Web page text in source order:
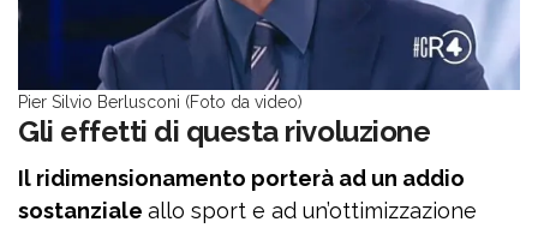
Pier Silvio Berlusconi (Foto da video)
Gli effetti di questa rivoluzione
Il ridimensionamento porterà ad un addio
sostanziale allo sport e ad un’ottimizzazione